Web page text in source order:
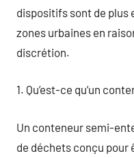
dispositifs sont de plus
zones urbaines en
discrétion.
1. Qu’est-ce qu’un
Un conteneur semi-
de déchets conçu pour